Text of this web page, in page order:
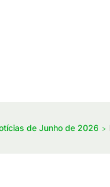
de Junho de 2026